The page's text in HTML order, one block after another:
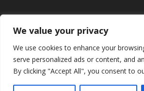
We value your privacy
We use cookies to enhance your
serve personalized ads or content, and
By clicking "Accept All", you consent to